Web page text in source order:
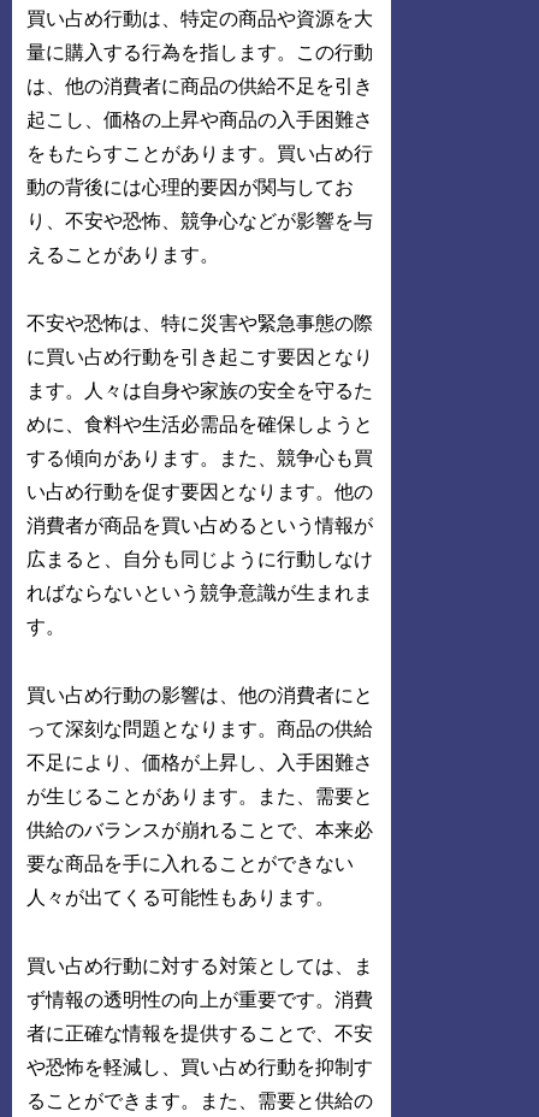
買い占め行動は、特定の商品や資源を大
量に購入する行為を指します。この行動
は、他の消費者に商品の供給不足を引き
起こし、価格の上昇や商品の入手困難さ
をもたらすことがあります。買い占め行
動の背後には心理的要因が関与してお
り、不安や恐怖、競争心などが影響を与
えることがあります。
不安や恐怖は、特に災害や緊急事態の際
に買い占め行動を引き起こす要因となり
ます。人々は自身や家族の安全を守るた
めに、食料や生活必需品を確保しようと
する傾向があります。また、競争心も買
い占め行動を促す要因となります。他の
消費者が商品を買い占めるという情報が
広まると、自分も同じように行動しなけ
ればならないという競争意識が生まれま
す。
買い占め行動の影響は、他の消費者にと
って深刻な問題となります。商品の供給
不足により、価格が上昇し、入手困難さ
が生じることがあります。また、需要と
供給のバランスが崩れることで、本来必
要な商品を手に入れることができない
人々が出てくる可能性もあります。
買い占め行動に対する対策としては、ま
ず情報の透明性の向上が重要です。消費
者に正確な情報を提供することで、不安
や恐怖を軽減し、買い占め行動を抑制す
ることができます。また、需要と供給の